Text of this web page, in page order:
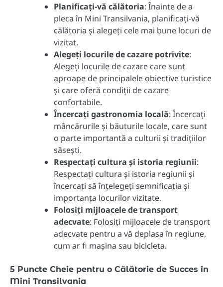
Planificați-vă călătoria: Înainte de a
pleca în Mini Transilvania, planificați-vă
călătoria și alegeți cele mai bune locuri de
vizitat.
Alegeți locurile de cazare potrivite:
Alegeți locurile de cazare care sunt
aproape de principalele obiective turistice
și care oferă condiții de cazare
confortabile.
Încercați gastronomia locală: Încercați
mâncărurile și băuturile locale, care sunt
o parte importantă a culturii și tradițiilor
săsești.
Respectați cultura și istoria regiunii:
Respectați cultura și istoria regiunii și
încercați să înțelegeți semnificația și
importanța locurilor vizitate.
Folosiți mijloacele de transport
adecvate: Folosiți mijloacele de transport
adecvate pentru a vă deplasa în regiune,
cum ar fi mașina sau bicicleta.
5 Puncte Cheie pentru o Călătorie de Succes în
Mini Transilvania